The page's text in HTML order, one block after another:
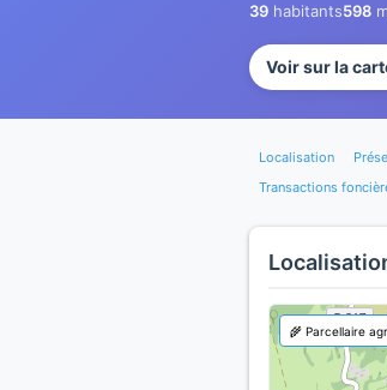
39 habitants598
Voir sur la
Localisation
Transactions
🌾 Parcellaire